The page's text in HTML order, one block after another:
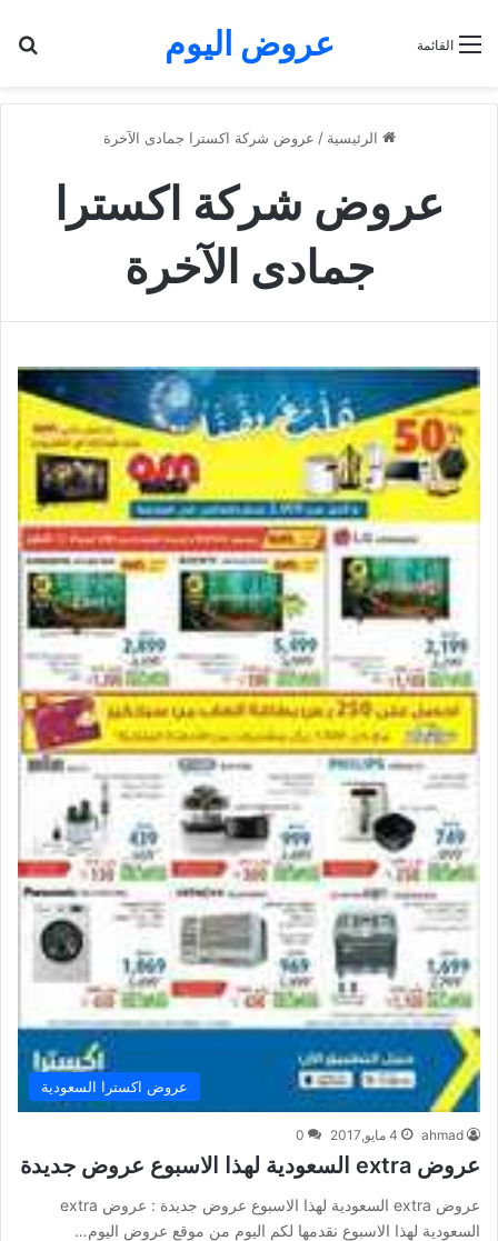
عروض اليوم القائمة
الرئيسية / عروض شركة اكسترا جمادى الآخرة
عروض شركة اكسترا
جمادى الآخرة
عروض اكسترا السعودية
ahmad 4 مايو,2017 0
عروض extra السعودية لهذا الاسبوع عروض جديدة
عروض extra السعودية لهذا الاسبوع عروض جديدة : عروض extra
السعودية لهذا الاسبوع نقدمها لكم اليوم من موقع عروض اليوم…